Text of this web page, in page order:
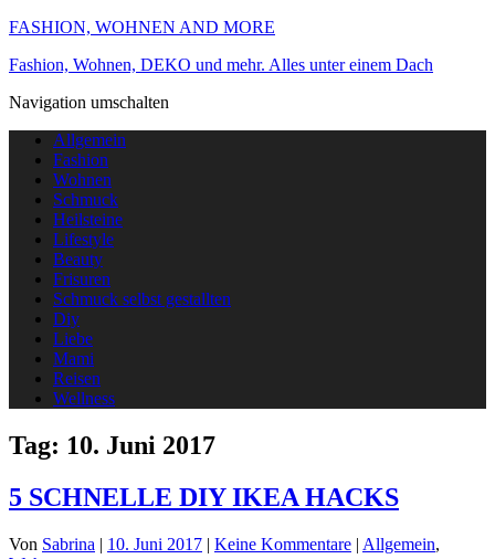
FASHION, WOHNEN AND MORE
Fashion, Wohnen, DEKO und mehr. Alles unter einem Dach
Navigation umschalten
Allgemein
Fashion
Wohnen
Schmuck
Heilsteine
Lifestyle
Beauty
Frisuren
Schmuck selbst gestallten
Diy
Liebe
Mami
Reisen
Wellness
Tag: 10. Juni 2017
5 SCHNELLE DIY IKEA HACKS
Von Sabrina | 10. Juni 2017 | Keine Kommentare | Allgemein,